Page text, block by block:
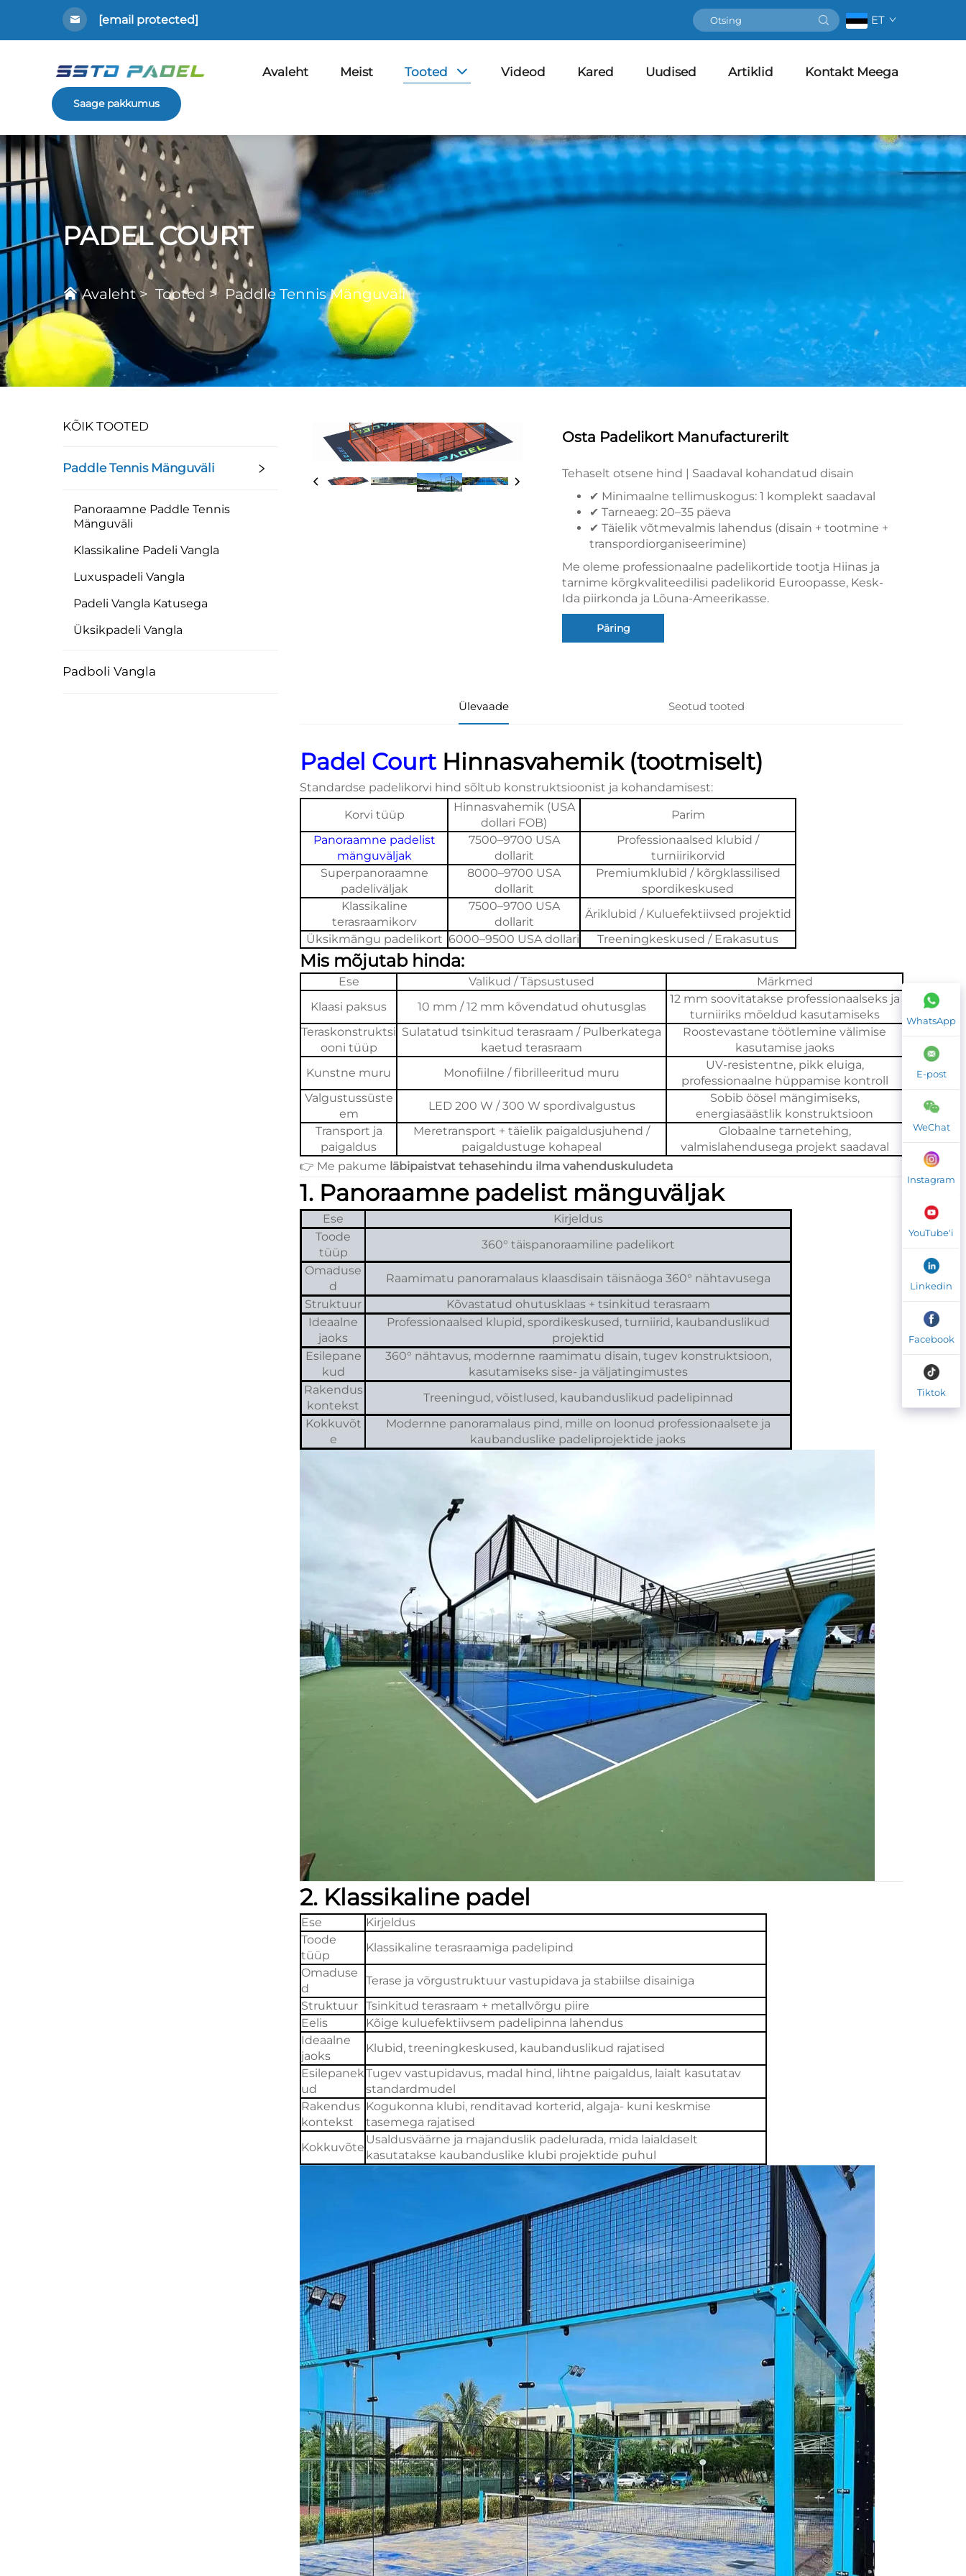
[email protected] ET
Avaleht Meist Tooted Videod Kared Uudised Artiklid Kontakt Meega
Saage pakkumus
PADEL COURT
Avaleht> Tooted > Paddle Tennis Mänguväli
KÕIK TOOTED
Paddle Tennis Mänguväli
Panoraamne Paddle Tennis
Mänguväli
Klassikaline Padeli Vangla
Luxuspadeli Vangla
Padeli Vangla Katusega
Üksikpadeli Vangla
Padboli Vangla
Osta Padelikort Manufacturerilt
Tehaselt otsene hind | Saadaval kohandatud disain
✔ Minimaalne tellimuskogus: 1 komplekt saadaval
✔ Tarneaeg: 20–35 päeva
✔ Täielik võtmevalmis lahendus (disain + tootmine +
transpordiorganiseerimine)
Me oleme professionaalne padelikortide tootja Hiinas ja
tarnime kõrgkvaliteedilisi padelikorid Euroopasse, Kesk-
Ida piirkonda ja Lõuna-Ameerikasse.
Päring
Ülevaade Seotud tooted
Padel Court Hinnasvahemik (tootmiselt)
Standardse padelikorvi hind sõltub konstruktsioonist ja kohandamisest:
Korvi tüüp
Hinnasvahemik (USA
dollari FOB)
Parim
Panoraamne padelist
mänguväljak
7500–9700 USA
dollarit
Professionaalsed klubid /
turniirikorvid
Superpanoraamne
padeliväljak
8000–9700 USA
dollarit
Premiumklubid / kõrgklassilised
spordikeskused
Klassikaline
terasraamikorv
7500–9700 USA
dollarit
Äriklubid / Kuluefektiivsed projektid
Üksikmängu padelikort 6000–9500 USA dollari Treeningkeskused / Erakasutus
Mis mõjutab hinda:
Ese Valikud / Täpsustused
Märkmed
Klaasi paksus
10 mm / 12 mm kõvendatud ohutusglas
12 mm soovitatakse professionaalseks ja
turniiriks mõeldud kasutamiseks
Teraskonstruktsi
ooni tüüp
Sulatatud tsinkitud terasraam / Pulberkatega
kaetud terasraam
Roostevastane töötlemine välimise
kasutamise jaoks
Kunstne muru
Monofiilne / fibrilleeritud muru
UV-resistentne, pikk eluiga,
professionaalne hüppamise kontroll
Valgustussüste
em
LED 200 W / 300 W spordivalgustus
Sobib öösel mängimiseks,
energiasäästlik konstruktsioon
Transport ja
paigaldus
Meretransport + täielik paigaldusjuhend /
paigaldustuge kohapeal
Globaalne tarnetehing,
valmislahendusega projekt saadaval
👉 Me pakume läbipaistvat tehasehindu ilma vahenduskuludeta
1. Panoraamne padelist mänguväljak
Ese
Kirjeldus
Toode
tüüp
360° täispanoraamiline padelikort
Omaduse
d
Raamimatu panoramalaus klaasdisain täisnäoga 360° nähtavusega
Struktuur
Kõvastatud ohutusklaas + tsinkitud terasraam
Ideaalne
jaoks
Professionaalsed klupid, spordikeskused, turniirid, kaubanduslikud
projektid
Esilepane
kud
360° nähtavus, modernne raamimatu disain, tugev konstruktsioon,
kasutamiseks sise- ja väljatingimustes
Rakendus
kontekst
Treeningud, võistlused, kaubanduslikud padelipinnad
Kokkuvõt
e
Modernne panoramalaus pind, mille on loonud professionaalsete ja
kaubanduslike padeliprojektide jaoks
2. Klassikaline padel
Ese
Kirjeldus
Toode
tüüp
Klassikaline terasraamiga padelipind
Omaduse
d
Terase ja võrgustruktuur vastupidava ja stabiilse disainiga
Struktuur Tsinkitud terasraam + metallvõrgu piire
Eelis
Kõige kuluefektiivsem padelipinna lahendus
Ideaalne
jaoks
Klubid, treeningkeskused, kaubanduslikud rajatised
Esilepanek
ud
Tugev vastupidavus, madal hind, lihtne paigaldus, laialt kasutatav
standardmudel
Rakendus
kontekst
Kogukonna klubi, renditavad korterid, algaja- kuni keskmise
tasemega rajatised
Kokkuvõte
Usaldusväärne ja majanduslik padelurada, mida laialdaselt
kasutatakse kaubanduslike klubi projektide puhul
WhatsApp
E-post
WeChat
Instagram
YouTube'i
Linkedin
Facebook
Tiktok